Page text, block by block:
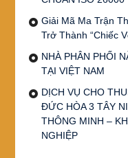
Giải Mã Ma Trận
Trở Thành “Chiếc
NHÀ PHÂN PHỐI
TẠI VIỆT NAM
DỊCH VỤ CHO
ĐỨC HÒA 3 TÂY
THÔNG MINH –
NGHIỆP